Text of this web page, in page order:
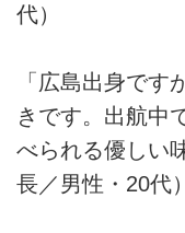
代）
「広島出身です
きです。出航中
べられる優しい
長／男性・20代）